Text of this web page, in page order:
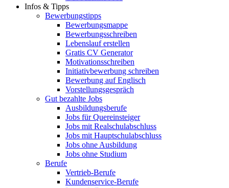
Infos & Tipps
Bewerbungstipps
Bewerbungsmappe
Bewerbungsschreiben
Lebenslauf erstellen
Gratis CV Generator
Motivationsschreiben
Initiativbewerbung schreiben
Bewerbung auf Englisch
Vorstellungsgespräch
Gut bezahlte Jobs
Ausbildungsberufe
Jobs für Quereinsteiger
Jobs mit Realschulabschluss
Jobs mit Hauptschulabschluss
Jobs ohne Ausbildung
Jobs ohne Studium
Berufe
Vertrieb-Berufe
Kundenservice-Berufe